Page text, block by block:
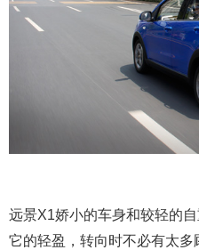
远景X1娇小的车身和较轻的
它的轻盈，转向时不必有太